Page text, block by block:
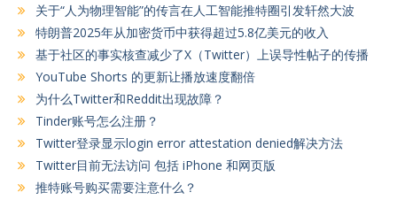
关于“人为物理智能”的传言在人工智能推特圈引发轩然大波
特朗普2025年从加密货币中获得超过5.8亿美元的收入
基于社区的事实核查减少了X（Twitter）上误导性帖子的传播
YouTube Shorts 的更新让播放速度翻倍
为什么Twitter和Reddit出现故障？
Tinder账号怎么注册？
Twitter登录显示login error attestation denied解决方法
Twitter目前无法访问 包括 iPhone 和网页版
推特账号购买需要注意什么？